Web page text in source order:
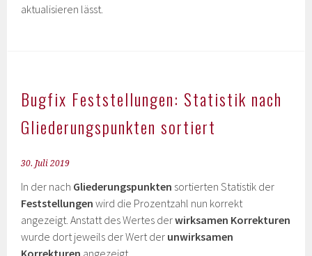
aktualisieren lässt.
Bugfix Feststellungen: Statistik nach
Gliederungspunkten sortiert
30. Juli 2019
In der nach Gliederungspunkten sortierten Statistik der
Feststellungen wird die Prozentzahl nun korrekt
angezeigt. Anstatt des Wertes derwirksamen Korrekturen
wurde dort jeweils der Wert der unwirksamen
Korrekturen angezeigt.